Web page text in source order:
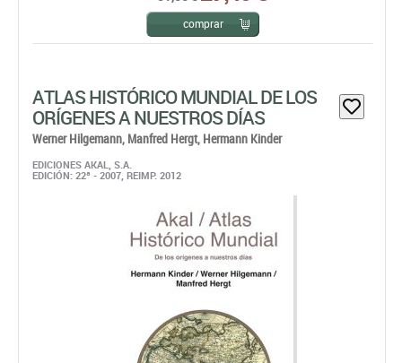
comprar
ATLAS HISTÓRICO MUNDIAL DE LOS
ORÍGENES A NUESTROS DÍAS
Werner Hilgemann, Manfred Hergt, Hermann Kinder
EDICIONES AKAL, S.A.
EDICIÓN: 22ª - 2007, REIMP. 2012